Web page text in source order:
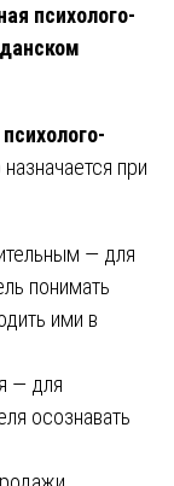
психолого-
при
— для
понимать
ими в
— для
осознавать